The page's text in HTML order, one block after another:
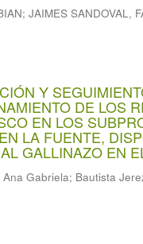
; JAIMES SANDOVAL,
Y
DE LOS
EN LOS
LA FUENTE,
GALLINAZO EN
Gabriela; Bautista